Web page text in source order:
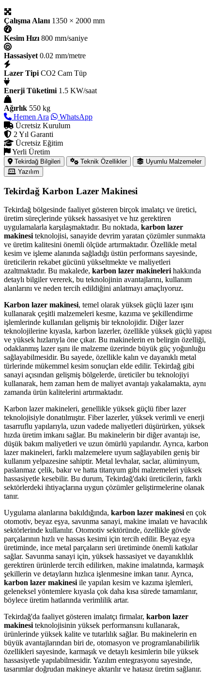
Çalışma Alanı 1350 × 2000 mm
Kesim Hızı 800 mm/saniye
Hassasiyet 0.02 mm/metre
Lazer Tipi CO2 Cam Tüp
Enerji Tüketimi 1.5 KW/saat
Ağırlık 550 kg
Hemen Ara
WhatsApp
Ücretsiz Kurulum
2 Yıl Garanti
Ücretsiz Eğitim
Yerli Üretim
Tekirdağ Bilgileri Teknik Özellikler
Uyumlu Malzemeler
Yazılım
Tekirdağ Karbon Lazer Makinesi
Tekirdağ bölgesinde faaliyet gösteren birçok imalatçı ve üretici,
üretim süreçlerinde yüksek hassasiyet ve hız gerektiren
uygulamalarla karşılaşmaktadır. Bu noktada, karbon lazer
makinesi teknolojisi, sanayide devrim yaratan çözümler sunmakta
ve üretim kalitesini önemli ölçüde artırmaktadır. Özellikle metal
kesim ve işleme alanında sağladığı üstün performans sayesinde,
üreticilerin rekabet gücünü yükseltmekte ve maliyetleri
azaltmaktadır. Bu makalede, karbon lazer makineleri hakkında
detaylı bilgiler vererek, bu teknolojinin avantajlarını, kullanım
alanlarını ve neden tercih edildiğini anlatmayı amaçlıyoruz.
Karbon lazer makinesi, temel olarak yüksek güçlü lazer ışını
kullanarak çeşitli malzemeleri kesme, kazıma ve şekillendirme
işlemlerinde kullanılan gelişmiş bir teknolojidir. Diğer lazer
teknolojilerine kıyasla, karbon lazerler, özellikle yüksek güçlü yapısı
ve yüksek hızlarıyla öne çıkar. Bu makinelerin en belirgin özelliği,
odaklanmış lazer ışını ile malzeme üzerinde büyük güç yoğunluğu
sağlayabilmesidir. Bu sayede, özellikle kalın ve dayanıklı metal
türlerinde mükemmel kesim sonuçları elde edilir. Tekirdağ gibi
sanayi açısından gelişmiş bölgelerde, üreticiler bu teknolojiyi
kullanarak, hem zaman hem de maliyet avantajı yakalamakta, aynı
zamanda ürün kalitelerini artırmaktadır.
Karbon lazer makineleri, genellikle yüksek güçlü fiber lazer
teknolojisiyle donatılmıştır. Fiber lazerler, yüksek verimli ve enerji
tasarruflu yapılarıyla, uzun vadede maliyetleri düşürürken, yüksek
hızda üretim imkanı sağlar. Bu makinelerin bir diğer avantajı ise,
düşük bakım maliyetleri ve uzun ömürlü yapılarıdır. Ayrıca, karbon
lazer makineleri, farklı malzemelere uyum sağlayabilen geniş bir
kullanım yelpazesine sahiptir. Metal levhalar, saclar, alüminyum,
paslanmaz çelik, bakır ve hatta titanyum gibi malzemeleri yüksek
hassasiyetle kesebilir. Bu durum, Tekirdağ'daki üreticilerin, farklı
sektörlerdeki ihtiyaçlarına uygun çözümler geliştirmelerine olanak
tanır.
Uygulama alanlarına bakıldığında, karbon lazer makinesi en çok
otomotiv, beyaz eşya, savunma sanayi, makine imalatı ve havacılık
sektörlerinde kullanılır. Otomotiv sektöründe, özellikle gövde
parçalarının hızlı ve hassas kesimi için tercih edilir. Beyaz eşya
üretiminde, ince metal parçaların seri üretiminde önemli katkılar
sağlar. Savunma sanayi için, yüksek hassasiyet ve dayanıklılık
gerektiren ürünlerde tercih edilirken, makine imalatında, karmaşık
şekillerin ve detayların hızlıca işlenmesine imkan tanır. Ayrıca,
karbon lazer makinesi ile yapılan kesim ve kazıma işlemleri,
geleneksel yöntemlere kıyasla çok daha kısa sürede tamamlanır,
böylece üretim hatlarında verimlilik artar.
Tekirdağ'da faaliyet gösteren imalatçı firmalar, karbon lazer
makinesi teknolojisinin yüksek performansını kullanarak,
ürünlerinde yüksek kalite ve tutarlılık sağlar. Bu makinelerin en
büyük avantajlarından biri de, otomasyon ve programlanabilirlik
özellikleri sayesinde, karmaşık ve detaylı kesimlerin bile yüksek
hassasiyetle yapılabilmesidir. Yazılım entegrasyonu sayesinde,
tasarımlar doğrudan makineye aktarılır ve hatasız üretim sağlanır.